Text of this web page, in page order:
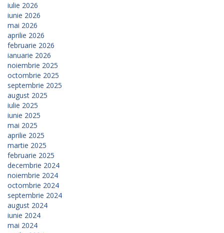
iulie 2026
iunie 2026
mai 2026
aprilie 2026
februarie 2026
ianuarie 2026
noiembrie 2025
octombrie 2025
septembrie 2025
august 2025
iulie 2025
iunie 2025
mai 2025
aprilie 2025
martie 2025
februarie 2025
decembrie 2024
noiembrie 2024
octombrie 2024
septembrie 2024
august 2024
iunie 2024
mai 2024